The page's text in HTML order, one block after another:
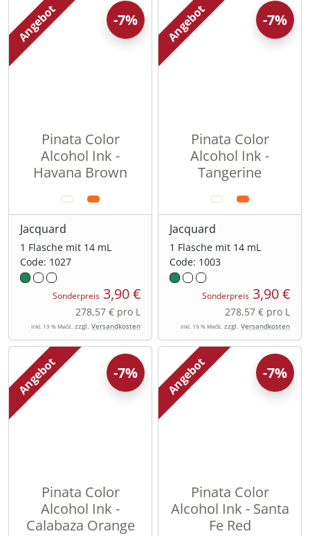
Angebot
Pinata Color
Alcohol Ink -
Havana Brown
Jacquard
1 Flasche mit 14 mL
Code: 1027
Sonderpreis 3,90 €
-7%
278,57 € pro L
inkl. 19 % MwSt. zzgl. Versandkosten
Angebot
Pinata Color
Alcohol Ink -
Tangerine
Jacquard
1 Flasche mit 14 mL
Code: 1003
Sonderpreis 3,90 €
-7%
278,57 € pro L
inkl. 19 % MwSt. zzgl. Versandkosten
Angebot
Pinata Color
Alcohol Ink -
Calabaza Orange
-7% Angebot
Pinata Color
Alcohol Ink - Santa
Fe Red
-7%